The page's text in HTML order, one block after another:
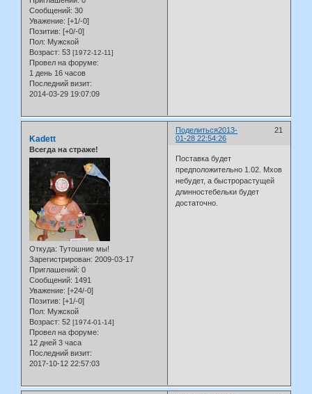
Сообщений: 30
Уважение: [+1/-0]
Позитив: [+0/-0]
Пол: Мужской
Возраст: 53 [1972-12-11]
Провел на форуме:
1 день 16 часов
Последний визит:
2014-03-29 19:07:09
Поделиться 21
2013-
01-28 22:54:26
Kadett
Всегда на страже!
Откуда: Тутошние мы!
Зарегистрирован: 2009-03-17
Приглашений: 0
Сообщений: 1491
Уважение: [+24/-0]
Позитив: [+1/-0]
Пол: Мужской
Возраст: 52 [1974-01-14]
Провел на форуме:
12 дней 3 часа
Последний визит:
2017-10-12 22:57:03
Поставка будет
предположительно 1.02. Мхов
небудет, а быстрорастущей
длинностебельки будет
достаточно.